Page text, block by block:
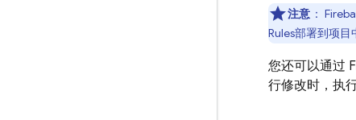
注意 ：
Rules部署到项目
您还可以通过
行修改时，执